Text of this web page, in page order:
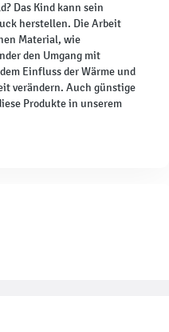
Das Kind kann sein
herstellen. Die Arbeit
Material, wie
den Umgang mit
Einfluss der Wärme und
verändern. Auch günstige
Produkte in unserem